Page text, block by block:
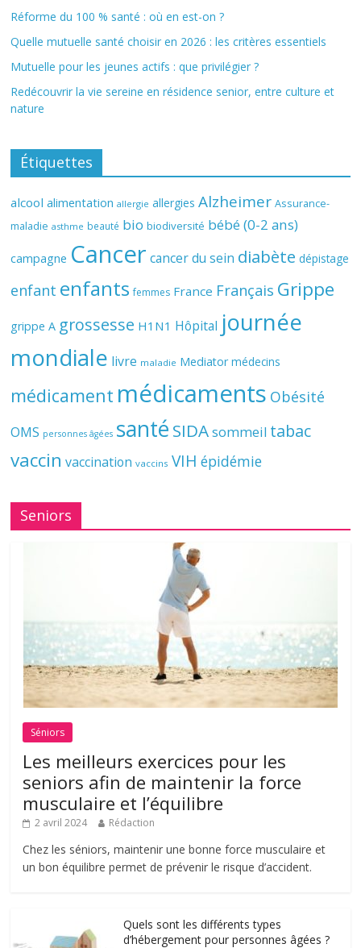
Réforme du 100 % santé : où en est-on ?
Quelle mutuelle santé choisir en 2026 : les critères essentiels
Mutuelle pour les jeunes actifs : que privilégier ?
Redécouvrir la vie sereine en résidence senior, entre culture et
nature
Étiquettes
alcool alimentation allergie allergies Alzheimer Assurance-
maladie asthme beauté bio biodiversité bébé (0-2 ans)
campagne Cancer cancer du sein diabète dépistage
enfant enfants femmes France Français Grippe
grippe A grossesse H1N1 Hôpital journée
mondiale livre maladie Mediator médecins
médicament médicaments Obésité
OMS personnes âgées santé SIDAsommeil tabac
vaccin vaccination vaccins VIH épidémie
Seniors
Séniors
Les meilleurs exercices pour les
seniors afin de maintenir la force
musculaire et l’équilibre
2 avril 2024 Rédaction
Chez les séniors, maintenir une bonne force musculaire et
un bon équilibre permet de prévenir le risque d’accident.
Quels sont les différents types
d’hébergement pour personnes âgées ?